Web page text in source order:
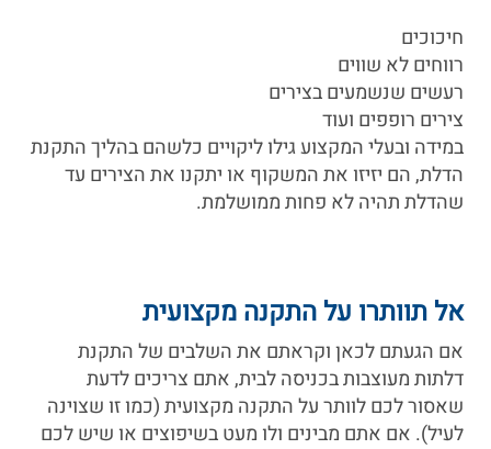
חיכוכים
רווחים לא שווים
רעשים שנשמעים בצירים
צירים רופפים ועוד
במידה ובעלי המקצוע גילו ליקויים כלשהם בהליך התקנת
הדלת, הם יזיזו את המשקוף או יתקנו את הצירים עד
שהדלת תהיה לא פחות ממושלמת.
אל תוותרו על התקנה מקצועית
אם הגעתם לכאן וקראתם את השלבים של התקנת
דלתות מעוצבות בכניסה לבית, אתם צריכים לדעת
שאסור לכם לוותר על התקנה מקצועית (כמו זו שצוינה
לעיל). אם אתם מבינים ולו מעט בשיפוצים או שיש לכם